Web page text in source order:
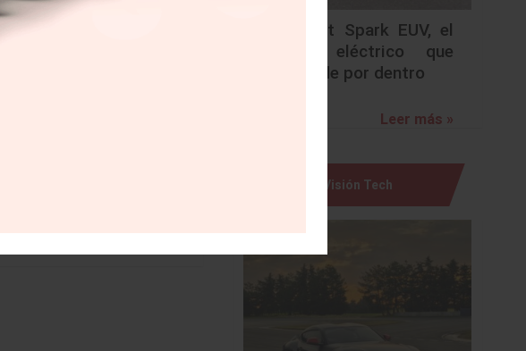
caracterizado por un
y crecemos por
de AUDI AG.
durante los
96,934 corresponden
un cliente en el
aumentaron un 24%
en junio, con
Chevrolet Spark EUV, el
urbano eléctrico que
sorprende por dentro
Leer más »
Visión Tech